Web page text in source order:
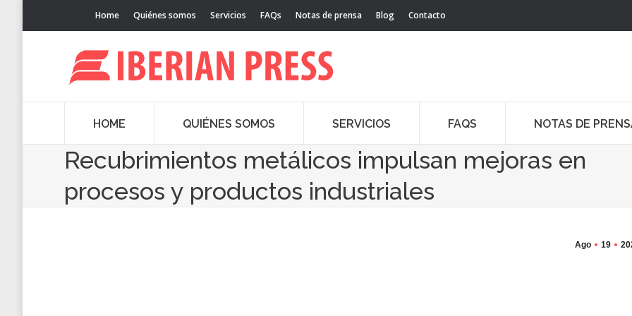
Home Quiénes somos Servicios FAQs Notas de prensa Blog Contacto
HOME QUIÉNES SOMOS SERVICIOS FAQS NOTAS DE
Recubrimientos metálicos impulsan mejoras en
procesos y productos industriales
Ago 19